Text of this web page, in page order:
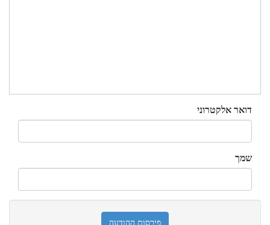
דואר אלקטרוני
שמך